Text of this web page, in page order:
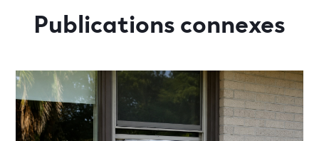
Publications connexes